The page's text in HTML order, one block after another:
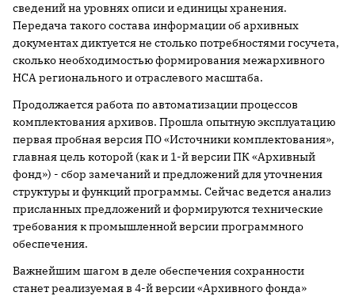
сведений на уровнях описи и единицы хранения.
Передача такого состава информации об архивных
документах диктуется не столько потребностями госучета,
сколько необходимостью формирования межархивного
НСА регионального и отраслевого масштаба.
Продолжается работа по автоматизации процессов
комплектования архивов. Прошла опытную эксплуатацию
первая пробная версия ПО «Источники комплектования»,
главная цель которой (как и 1-й версии ПК «Архивный
фонд») - сбор замечаний и предложений для уточнения
структуры и функций программы. Сейчас ведется анализ
присланных предложений и формируются технические
требования к промышленной версии программного
обеспечения.
Важнейшим шагом в деле обеспечения сохранности
станет реализуемая в 4-й версии «Архивного фонда»